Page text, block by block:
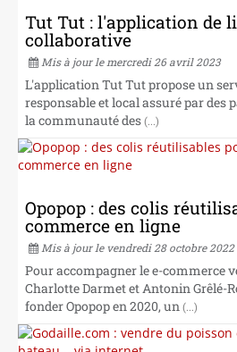
Tut Tut : l'application de
collaborative
Mis à jour le mercredi 26 avril 2023
L'application Tut Tut propose un
responsable et local assuré par des
la communauté des (...)
Opopop : des colis
commerce en ligne
Mis à jour le vendredi 28 octobre 2022
Pour accompagner le e-commerce
Charlotte Darmet et Antonin Grêlé-
fonder Opopop en 2020, un (...)